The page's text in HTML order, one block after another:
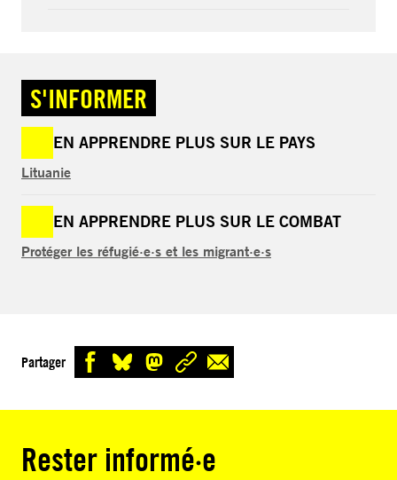
S'INFORMER
EN APPRENDRE PLUS SUR LE PAYS
Lituanie
EN APPRENDRE PLUS SUR LE COMBAT
Protéger les réfugié·e·s et les migrant·e·s
Partager
Rester informé·e